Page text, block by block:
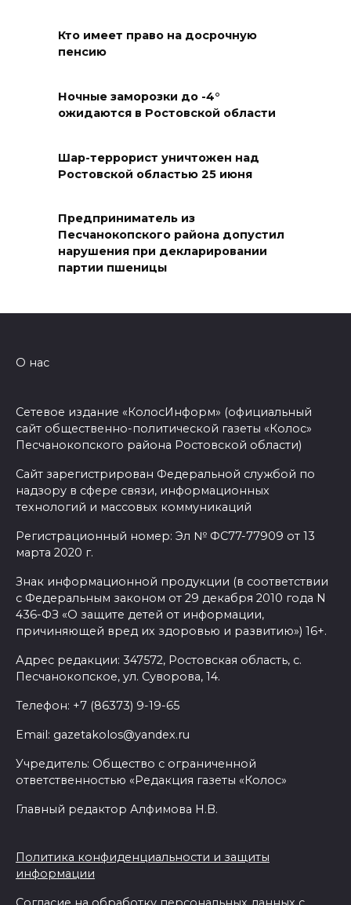
10 августа 2026 18:20
центра «Мой бизнес» на
поддержку от донских
кластеров
Антитренд сезона:
жительница Волгодонска
спрятала мефедрон в волосах
стандарты
10 августа 2026 18:01
Выйти за рамки: Т2 ломает
четвертую стену в новой
10 августа 2026 17:54
На Дону более 36 тысяч
выпускников подали
заявления в колледжи и
техникумы
10 августа 2026 17:18
туркомпании повышают
производительность труда
Всероссийскую Спартакиаду
матчем против
Кто имеет право на досрочную
пенсию
Ночные заморозки до -4°
ожидаются в Ростовской области
Шар-террорист уничтожен над
Ростовской областью 25 июня
Предприниматель из
Песчанокопского района допустил
нарушения при декларировании
партии пшеницы
О нас
Сетевое издание «КолосИнформ» (официальный
сайт общественно-политической газеты «Колос»
Песчанокопского района Ростовской области)
Сайт зарегистрирован Федеральной службой по
надзору в сфере связи, информационных
технологий и массовых коммуникаций
Регистрационный номер: Эл № ФС77-77909 от 13
марта 2020 г.
Знак информационной продукции (в соответствии
с Федеральным законом от 29 декабря 2010 года N
436-ФЗ «О защите детей от информации,
причиняющей вред их здоровью и развитию») 16+.
Адрес редакции: 347572, Ростовская область, с.
Песчанокопское, ул. Суворова, 14.
Телефон: +7 (86373) 9-19-65
Email: gazetakolos@yandex.ru
Учредитель: Общество с ограниченной
ответственностью «Редакция газеты «Колос»
Главный редактор Алфимова Н.В.
Политика конфиденциальности и защиты
информации